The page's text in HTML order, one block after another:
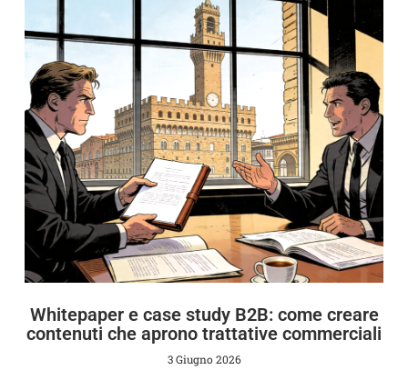
Whitepaper e case study B2B: come creare
contenuti che aprono trattative commerciali
3 Giugno 2026